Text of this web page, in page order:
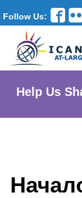
Follow Us:
Help Us